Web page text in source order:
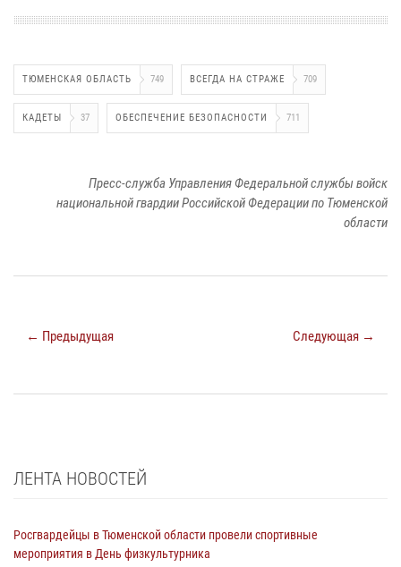
ТЮМЕНСКАЯ ОБЛАСТЬ 749 ВСЕГДА НА СТРАЖЕ 709
КАДЕТЫ 37 ОБЕСПЕЧЕНИЕ БЕЗОПАСНОСТИ 711
Пресс-служба Управления Федеральной службы войск
национальной гвардии Российской Федерации по Тюменской
области
← Предыдущая Следующая →
ЛЕНТА НОВОСТЕЙ
Росгвардейцы в Тюменской области провели спортивные
мероприятия в День физкультурника